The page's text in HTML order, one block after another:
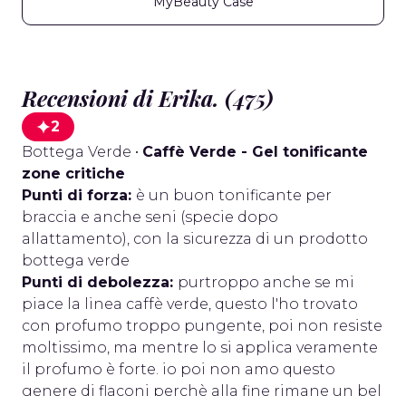
Recensioni di Erika. (475)
2
Bottega Verde • Caffè Verde - Gel tonificante
zone critiche
Punti di forza: è un buon tonificante per
braccia e anche seni (specie dopo
allattamento), con la sicurezza di un prodotto
bottega verde
Punti di debolezza: purtroppo anche se mi
piace la linea caffè verde, questo l'ho trovato
con profumo troppo pungente, poi non resiste
moltissimo, ma mentre lo si applica veramente
il profumo è forte. io poi non amo questo
genere di flaconi perchè alla fine rimane un bel